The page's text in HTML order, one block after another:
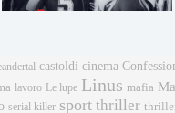
castoldi cinema
lavoro Le lupe Linus mafia
serial killer sport thriller